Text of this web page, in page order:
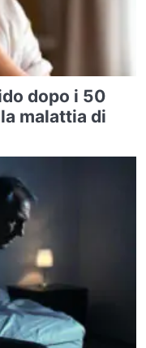
dopo i 50
malattia di